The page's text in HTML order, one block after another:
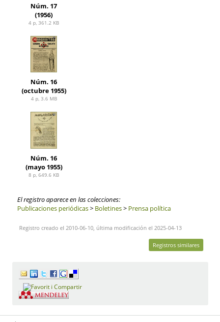
Núm. 17
(1956)
4 p, 361.2 KB
Núm. 16
(octubre 1955)
4 p, 3.6 MB
Núm. 16
(mayo 1955)
8 p, 649.6 KB
El registro aparece en las colecciones:
Publicaciones periódicas> Boletines> Prensa política
Registro creado el 2010-06-10, última modificación el 2025-04-13
Registros similares